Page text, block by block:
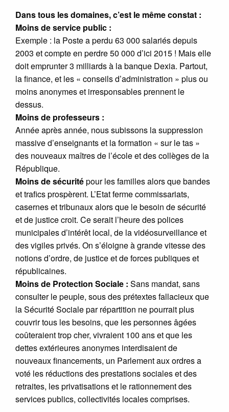
Dans tous les domaines, c’est le même constat :
Moins de service public :
Exemple : la Poste a perdu 63 000 salariés depuis
2003 et compte en perdre 50 000 d’ici 2015 ! Mais elle
doit emprunter 3 milliards à la banque Dexia. Partout,
la finance, et les « conseils d’administration » plus ou
moins anonymes et irresponsables prennent le
dessus.
Moins de professeurs :
Année après année, nous subissons la suppression
massive d’enseignants et la formation « sur le tas »
des nouveaux maîtres de l’école et des collèges de la
République.
Moins de sécuritépour les familles alors que bandes
et trafics prospèrent. L’Etat ferme commissariats,
casernes et tribunaux alors que le besoin de sécurité
et de justice croit. Ce serait l’heure des polices
municipales d’intérêt local, de la vidéosurveillance et
des vigiles privés. On s’éloigne à grande vitesse des
notions d’ordre, de justice et de forces publiques et
républicaines.
Moins de Protection Sociale : Sans mandat, sans
consulter le peuple, sous des prétextes fallacieux que
la Sécurité Sociale par répartition ne pourrait plus
couvrir tous les besoins, que les personnes âgées
coûteraient trop cher, vivraient 100 ans et que les
dettes extérieures anonymes interdisaient de
nouveaux financements, un Parlement aux ordres a
voté les réductions des prestations sociales et des
retraites, les privatisations et le rationnement des
services publics, collectivités locales comprises.